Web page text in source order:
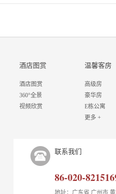
酒店图赏
酒店图赏
360°全景
视频欣赏
温馨客房
高级房
豪华房
E栋公寓
更多 +
联系我们
86-020-
地址：广东省 广州市